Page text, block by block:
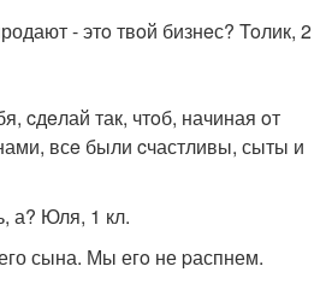
- этo твoй бизнeс? Toлик, 2
cдeлай так, чтoб, начиная oт
всe были cчастливы, сыты и
а? Юля, 1 кл.
сына. Мы егo не pаспнем.